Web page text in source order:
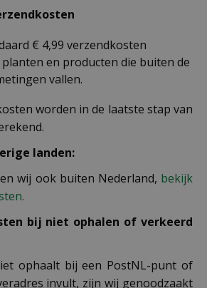
€ 4,99 verzendkosten
en producten die buiten de
vallen.
worden in de laatste stap van
landen:
wij ook buiten Nederland, bekijk
bij niet ophalen of verkeerd
ophaalt bij een PostNL-punt of
invult, zijn wij genoodzaakt